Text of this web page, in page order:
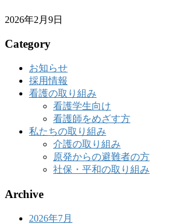
2026年2月9日
Category
お知らせ
採用情報
看護の取り組み
看護学生向け
看護師をめざす方
私たちの取り組み
介護の取り組み
原発からの避難者の方
社保・平和の取り組み
Archive
2026年7月